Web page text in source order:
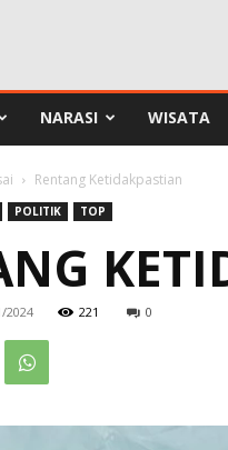
NARASI WISATA
Rentang Ketidakpastian
POLITIK TOP
2024 221 0